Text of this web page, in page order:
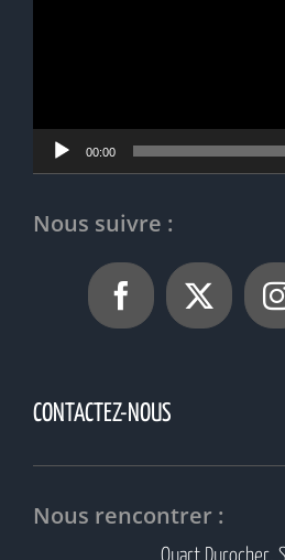
00:00
Nous suivre :
CONTACTEZ-NOUS
Nous rencontrer :
Quart Durocher,